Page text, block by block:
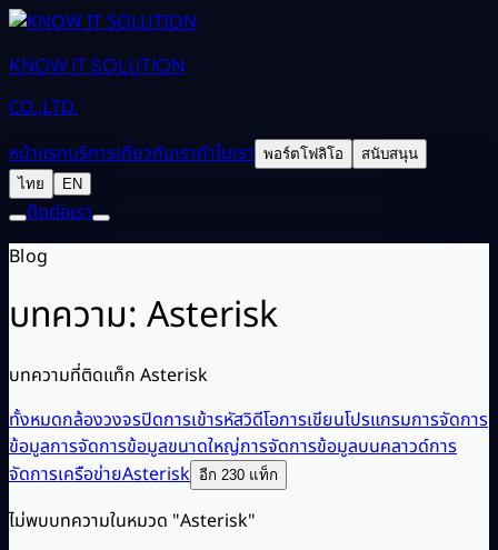
KNOW IT SOLUTION
CO.,LTD.
หน้าแรกบริการเกี่ยวกับเราทำไมเรา พอร์ตโฟลิโอ
สนับสนุน
ไทย
EN
ติดต่อเรา
Blog
บทความ: Asterisk
บทความที่ติดแท็ก Asterisk
ทั้งหมดกล้องวงจรปิดการเข้ารหัสวิดีโอการเขียนโปรแกรมการจัดการ
ข้อมูลการจัดการข้อมูลขนาดใหญ่การจัดการข้อมูลบนคลาวด์การ
จัดการเครือข่ายAsterisk อีก 230 แท็ก
ไม่พบบทความในหมวด "Asterisk"